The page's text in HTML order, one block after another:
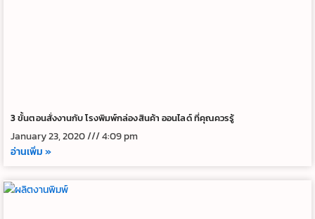
3 ขั้นตอนสั่งงานกับ โรงพิมพ์กล่องสินค้า ออนไลด์ ที่คุณควรรู้
January 23, 2020
4:09 pm
อ่านเพิ่ม »